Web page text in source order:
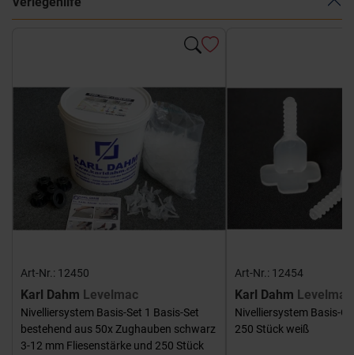
Art-Nr.: 12450
Karl Dahm Levelmac
Nivelliersystem Basis-Set 1 Basis-Set
bestehend aus 50x Zughauben schwarz
3-12 mm Fliesenstärke und 250 Stück
Art-Nr.: 12454
Karl Dahm Levelmac
Nivelliersystem Basis-
250 Stück weiß